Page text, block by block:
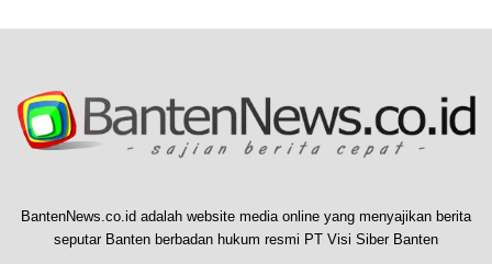
BantenNews.co.id adalah website media online yang menyajikan berita
seputar Banten berbadan hukum resmi PT Visi Siber Banten